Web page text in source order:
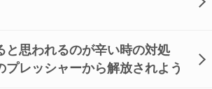
と思われるのが辛い時の対処
プレッシャーから解放されよう